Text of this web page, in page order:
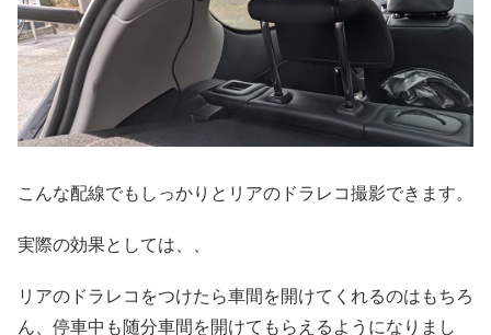
こんな配線でもしっかりとリアのドラレコ撮影できます。
実際の効果としては、、
リアのドラレコをつけたら車間を開けてくれるのはもちろ
ん、停車中も随分車間を開けてもらえるようになりまし